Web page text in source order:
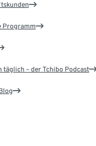
Programm
täglich – der Tchibo Podcast